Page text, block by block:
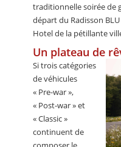
traditionnelle soirée de
départ du Radisson BLU
Hotel de la pétillante
Un plateau de
Si trois catégories
de véhicules
« Pre-war »,
« Post-war » et
« Classic »
continuent de